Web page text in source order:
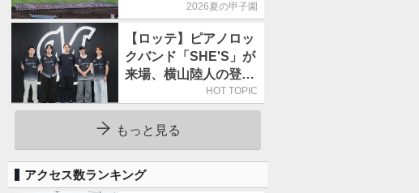
番・田山纏が今大会1
2026夏の甲子園
【ロッテ】ピアノロッ
クバンド「SHE'S」が
来場、横山陸人の登場
曲を演奏／8月4日の西
武戦(ZOZOマリン)
HOT TOPIC
もっと見る
アクセス数ランキング